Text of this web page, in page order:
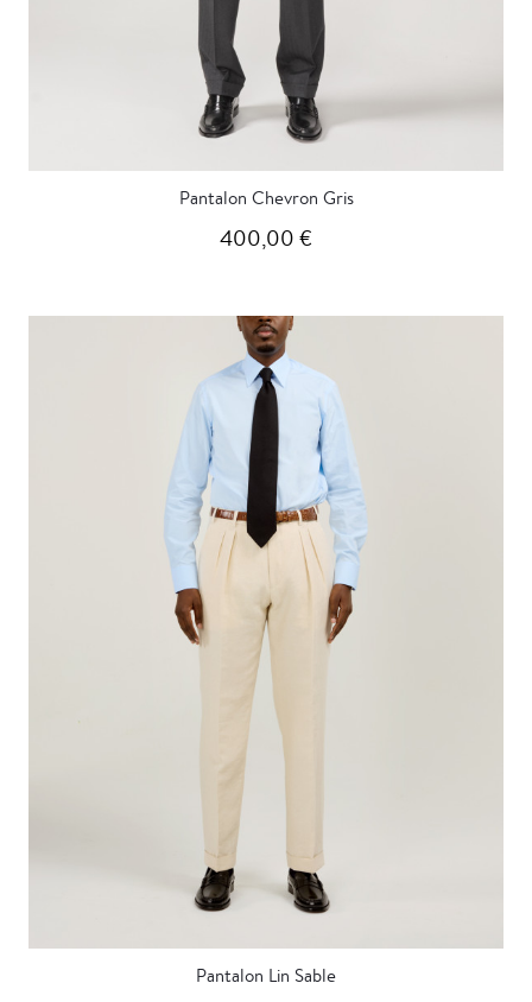
Pantalon Chevron Gris
400,00 €
Pantalon Lin Sable